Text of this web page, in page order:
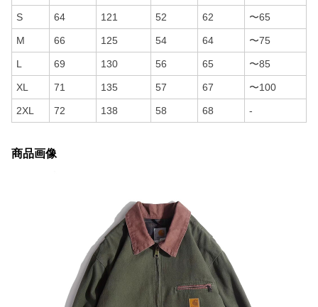
S 64 121 52 62 〜65
M 66 125 54 64 〜75
L 69 130 56 65 〜85
XL 71 135 57 67 〜100
2XL 72 138 58 68 -
商品画像